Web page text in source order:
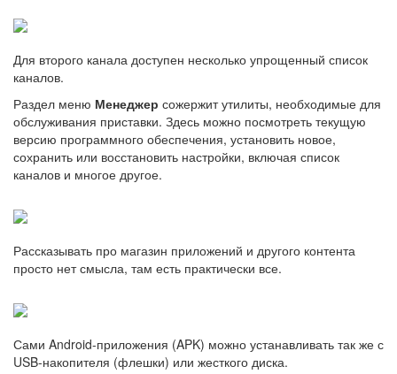
Для второго канала доступен несколько упрощенный список
каналов.
Раздел меню Менеджер сожержит утилиты, необходимые для
обслуживания приставки. Здесь можно посмотреть текущую
версию программного обеспечения, установить новое,
сохранить или восстановить настройки, включая список
каналов и многое другое.
Рассказывать про магазин приложений и другого контента
просто нет смысла, там есть практически все.
Сами Android-приложения (APK) можно устанавливать так же с
USB-накопителя (флешки) или жесткого диска.